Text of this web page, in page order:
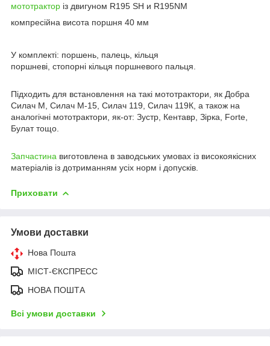
мототрактор із двигуном R195 SH и R195NM
компресійна висота поршня 40 мм
У комплекті: поршень, палець, кільця
поршневі, стопорні кільця поршневого пальця.
Підходить для встановлення на такі мототрактори, як Добра
Силач М, Силач М-15, Силач 119, Силач 119К, а також на
аналогічні мототрактори, як-от: Зустр, Кентавр, Зірка, Forte,
Булат тощо.
Запчастина виготовлена в заводських умовах із високоякісних
матеріалів із дотриманням усіх норм і допусків.
Приховати
Умови доставки
Нова Пошта
МІСТ-ЄКСПРЕСС
НОВА ПОШТА
Всі умови доставки